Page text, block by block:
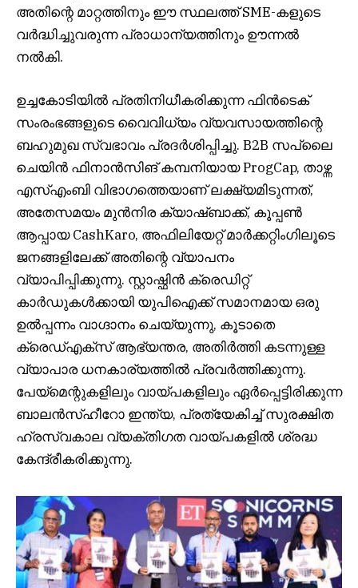
അതിന്റെ മാറ്റത്തിനും ഈ സ്ഥലത്ത് SME-കളുടെ
വർദ്ധിച്ചുവരുന്ന പ്രാധാന്യത്തിനും ഊന്നൽ
നൽകി.
ഉച്ചകോടിയിൽ പ്രതിനിധീകരിക്കുന്ന ഫിൻടെക്
സംരംഭങ്ങളുടെ വൈവിധ്യം വ്യവസായത്തിന്റെ
ബഹുമുഖ സ്വഭാവം പ്രദർശിപ്പിച്ചു. B2B സപ്ലൈ
ചെയിൻ ഫിനാൻസിങ് കമ്പനിയായ ProgCap, താഴ്ന്ന
എസ്എംബി വിഭാഗത്തെയാണ് ലക്ഷ്യമിടുന്നത്,
അതേസമയം മുൻനിര ക്യാഷ്ബാക്ക്, കൂപ്പൺ
ആപ്പായ CashKaro, അഫിലിയേറ്റ് മാർക്കറ്റിംഗിലൂടെ
ജനങ്ങളിലേക്ക് അതിന്റെ വ്യാപനം
വ്യാപിപ്പിക്കുന്നു. സ്റ്റാഷ്ഫിൻ ക്രെഡിറ്റ്
കാർഡുകൾക്കായി യുപിഐക്ക് സമാനമായ ഒരു
ഉൽപ്പന്നം വാഗ്ദാനം ചെയ്യുന്നു, കൂടാതെ
ക്രെഡ്എക്സ് ആഭ്യന്തര, അതിർത്തി കടന്നുള്ള
വ്യാപാര ധനകാര്യത്തിൽ പ്രവർത്തിക്കുന്നു.
പേയ്‌മെന്റുകളിലും വായ്പകളിലും ഏർപ്പെട്ടിരിക്കുന്ന
ബാലൻസ്‌ഹീറോ ഇന്ത്യ, പ്രത്യേകിച്ച് സുരക്ഷിത
ഹ്രസ്വകാല വ്യക്തിഗത വായ്പകളിൽ ശ്രദ്ധ
കേന്ദ്രീകരിക്കുന്നു.